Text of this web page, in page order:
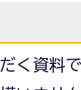
く資料